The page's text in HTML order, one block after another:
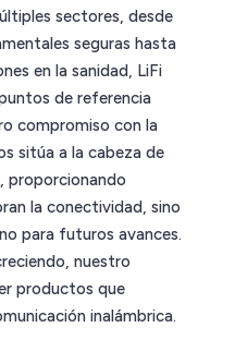
sectores, desde
seguras hasta
en la sanidad, LiFi
de referencia
compromiso con la
sitúa a la cabeza de
proporcionando
la conectividad, sino
para futuros avances.
nuestro
productos que
inalámbrica.